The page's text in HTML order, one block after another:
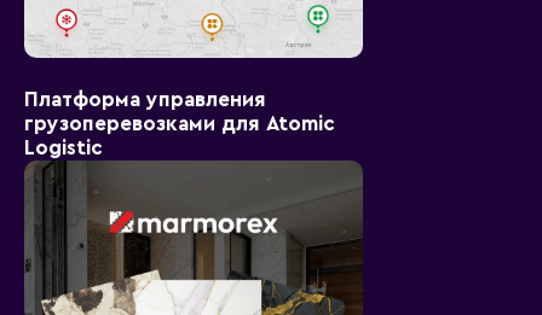
Платформа управления
грузоперевозками для Atomic
Logistic